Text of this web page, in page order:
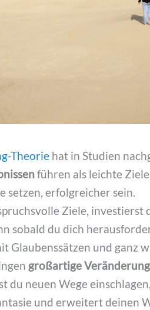
Theorie hat in Studien
führen als leichte
setzen, erfolgreicher sein.
Ziele, investierst
sobald du dich
Glaubenssätzen und ganz
großartige
du neuen Wege
und erweitert deinen